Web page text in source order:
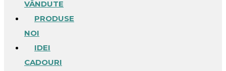
VÂNDUTE
PRODUSE
NOI
IDEI
CADOURI